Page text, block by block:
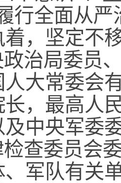
行全面从
着，坚定不
治局委员
大常委会
长，最高人
中央军委
查委员会
军队有关